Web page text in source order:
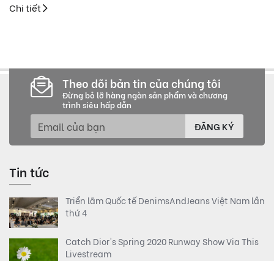
Chi tiết
Theo dõi bản tin của chúng tôi
Đừng bỏ lỡ hàng ngàn sản phẩm và chương
trình siêu hấp dẫn
ĐĂNG KÝ
Tin tức
Triển lãm Quốc tế DenimsAndJeans Việt Nam lần
thứ 4
Catch Dior's Spring 2020 Runway Show Via This
Livestream